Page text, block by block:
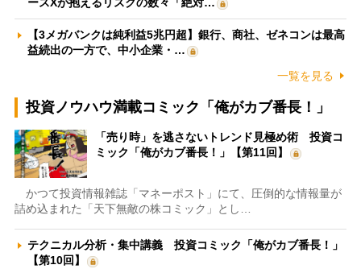
【3メガバンクは純利益5兆円超】銀行、商社、ゼネコンは最高
益続出の一方で、中小企業・…
一覧を見る
投資ノウハウ満載コミック「俺がカブ番長！」
「売り時」を逃さないトレンド見極め術 投資コ
ミック「俺がカブ番長！」【第11回】
かつて投資情報雑誌「マネーポスト」にて、圧倒的な情報量が
詰め込まれた「天下無敵の株コミック」とし…
テクニカル分析・集中講義 投資コミック「俺がカブ番長！」
【第10回】